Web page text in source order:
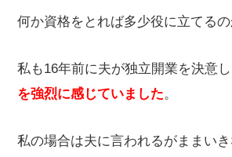
何か資格をとれば多少役に立てるの
私も16年前に夫が独立開業を決意し
を強烈に感じていました。
私の場合は夫に言われるがままい